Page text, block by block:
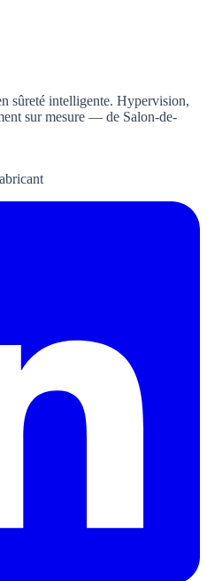
sûreté intelligente. Hypervision,
sur mesure — de Salon-de-